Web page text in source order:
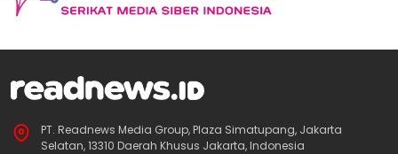
PT. Readnews Media Group, Plaza Simatupang, Jakarta
Selatan, 13310 Daerah Khusus Jakarta, Indonesia